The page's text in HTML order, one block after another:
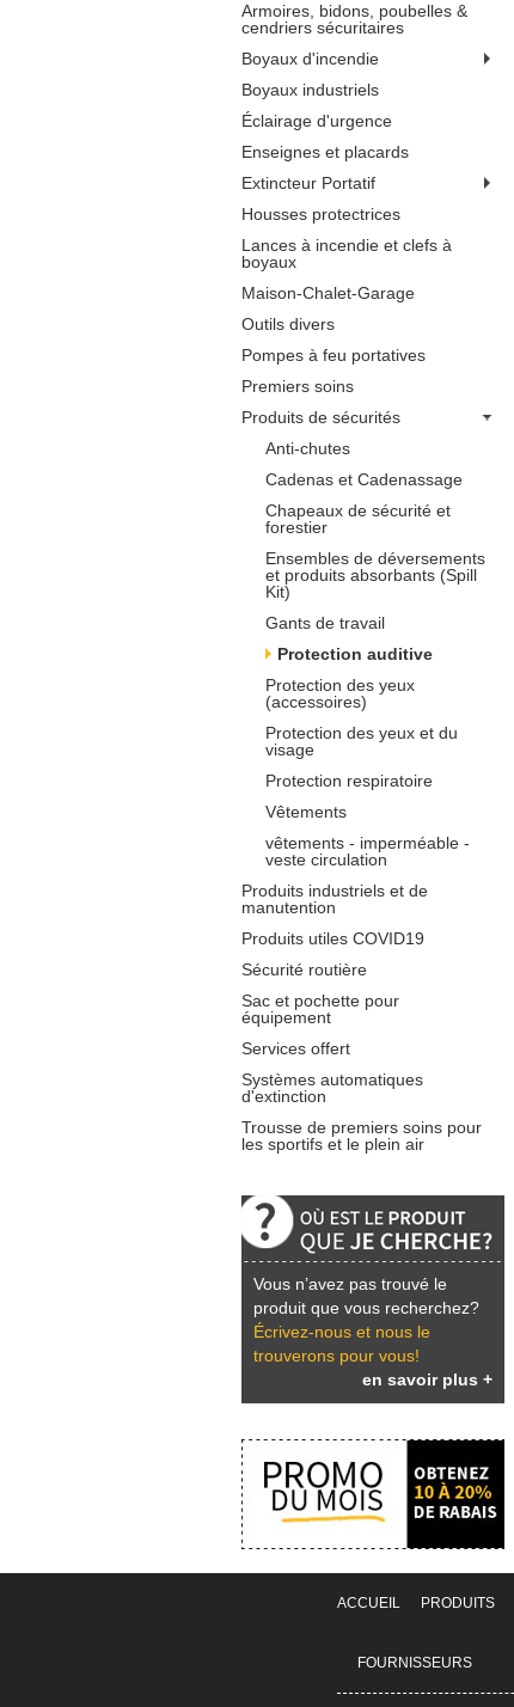
Armoires, bidons, poubelles &
cendriers sécuritaires
Boyaux d'incendie
Boyaux industriels
Éclairage d'urgence
Enseignes et placards
Extincteur Portatif
Housses protectrices
Lances à incendie et clefs à
boyaux
Maison-Chalet-Garage
Outils divers
Pompes à feu portatives
Premiers soins
Produits de sécurités
Anti-chutes
Cadenas et Cadenassage
Chapeaux de sécurité et
forestier
Ensembles de déversements
et produits absorbants (Spill
Kit)
Gants de travail
Protection auditive
Protection des yeux
(accessoires)
Protection des yeux et du
visage
Protection respiratoire
Vêtements
vêtements - imperméable -
veste circulation
Produits industriels et de
manutention
Produits utiles COVID19
Sécurité routière
Sac et pochette pour
équipement
Services offert
Systèmes automatiques
d'extinction
Trousse de premiers soins pour
les sportifs et le plein air
Vous n’avez pas trouvé le
produit que vous recherchez?
Écrivez-nous et nous le
trouverons pour vous!
en savoir plus +
ACCUEIL PRODUITS
FOURNISSEURS